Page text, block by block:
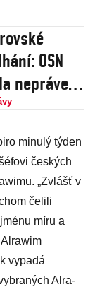
OSN
neprávem
ten
tučné
minulý týden
českých
„Zvlášť v
čelili
míru a
Alrawim
vypadá
Alra­